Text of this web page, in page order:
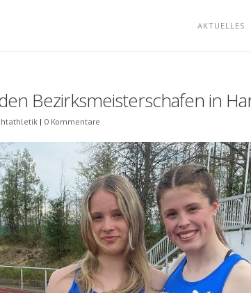
AKTUELLES
Bezirksmeisterschafen in
| 0 Kommentare